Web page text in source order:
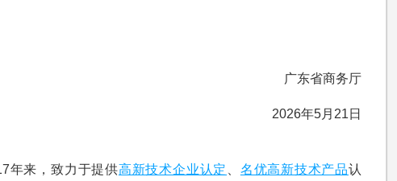
广东省商务厅
2026年5月21日
来，致力于提供高新技术企业认定 名优高新技术产品认